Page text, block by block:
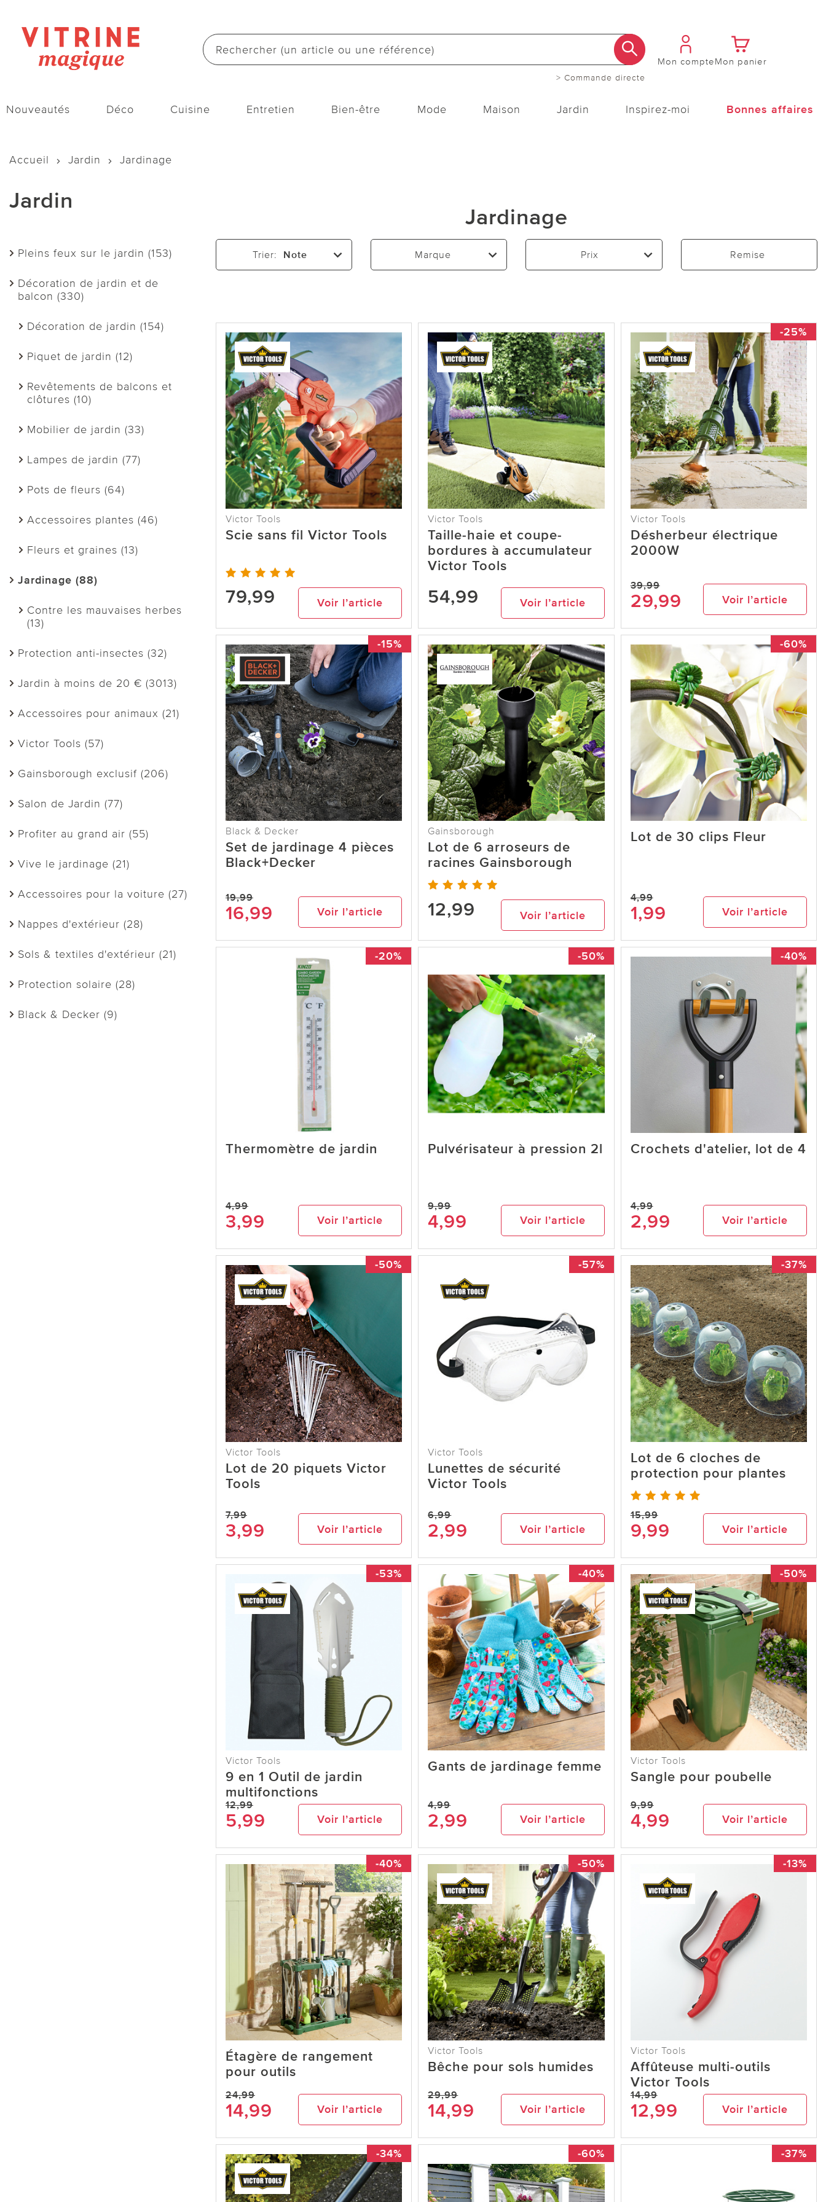
> Commande directe
Mon compteMon panier
Nouveautés Déco Cuisine Entretien Bien-être Mode Maison Jardin Inspirez-moi Bonnes affaires
Accueil Jardin Jardinage
Jardin
Pleins feux sur le jardin (153)
Décoration de jardin et de
balcon (330)
Décoration de jardin (154)
Piquet de jardin (12)
Revêtements de balcons et
clôtures (10)
Mobilier de jardin (33)
Lampes de jardin (77)
Pots de fleurs (64)
Accessoires plantes (46)
Fleurs et graines (13)
Jardinage (88)
Contre les mauvaises herbes
(13)
Protection anti-insectes (32)
Jardin à moins de 20 € (3013)
Accessoires pour animaux (21)
Victor Tools (57)
Gainsborough exclusif (206)
Salon de Jardin (77)
Profiter au grand air (55)
Vive le jardinage (21)
Accessoires pour la voiture (27)
Nappes d'extérieur (28)
Sols & textiles d'extérieur (21)
Protection solaire (28)
Black & Decker (9)
Jardinage
Trier: Note Marque Prix Remise
Victor Tools
Scie sans fil Victor Tools
79,99 Voir l’article
Victor Tools
Taille-haie et coupe-
bordures à accumulateur
Victor Tools
54,99 Voir l’article
-25%
Victor Tools
Désherbeur électrique
2000W
39,99
29,99 Voir l’article
-15%
Black & Decker
Set de jardinage 4 pièces
Black+Decker
19,99
16,99 Voir l’article
Gainsborough
Lot de 6 arroseurs de
racines Gainsborough
12,99 Voir l’article
-60%
Lot de 30 clips Fleur
4,99
1,99 Voir l’article
-20%
Thermomètre de jardin
4,99
3,99 Voir l’article
-50%
Pulvérisateur à pression 2l
9,99
4,99 Voir l’article
-40%
Crochets d'atelier, lot de 4
4,99
2,99 Voir l’article
-50%
Victor Tools
Lot de 20 piquets Victor
Tools
7,99
3,99 Voir l’article
-57%
Victor Tools
Lunettes de sécurité
Victor Tools
6,99
2,99 Voir l’article
-37%
Lot de 6 cloches de
protection pour plantes
15,99
9,99 Voir l’article
-53%
Victor Tools
9 en 1 Outil de jardin
multifonctions
12,99
5,99 Voir l’article
-40%
Gants de jardinage femme
4,99
2,99 Voir l’article
-50%
Victor Tools
Sangle pour poubelle
9,99
4,99 Voir l’article
-40%
Étagère de rangement
pour outils
24,99
14,99 Voir l’article
-50%
Victor Tools
Bêche pour sols humides
29,99
14,99 Voir l’article
-13%
Victor Tools
Affûteuse multi-outils
Victor Tools
14,99
12,99 Voir l’article
-34% -60% -37%